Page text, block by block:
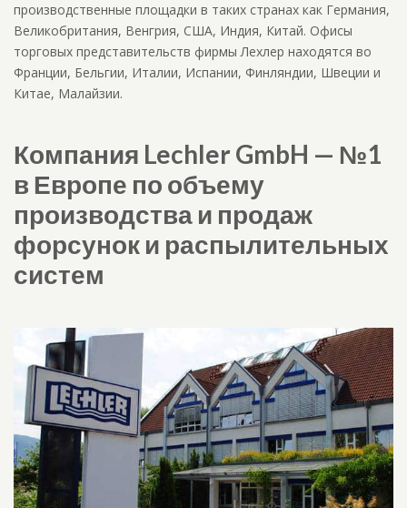
производственные площадки в таких странах как Германия,
Великобритания, Венгрия, США, Индия, Китай. Офисы
торговых представительств фирмы Лехлер находятся во
Франции, Бельгии, Италии, Испании, Финляндии, Швеции и
Китае, Малайзии.
Компания Lechler GmbH — №1
в Европе по объему
производства и продаж
форсунок и распылительных
систем